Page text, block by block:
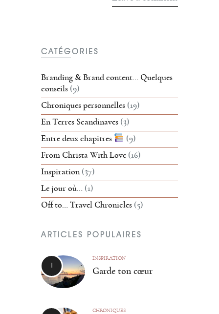
CATÉGORIES
Branding & Brand content… Quelques
conseils (9)
Chroniques personnelles (19)
En Terres Scandinaves (3)
Entre deux chapitres
(9)
From Christa With Love (16)
Inspiration(37)
Le jour où… (1)
Off to… Travel Chronicles (5)
ARTICLES POPULAIRES
INSPIRATION
Garde ton cœur
CHRONIQUES